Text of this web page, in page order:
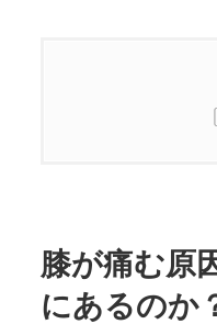
なぜ足首の
のか？
膝が痛む原
にあるのか